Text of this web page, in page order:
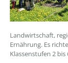
Landwirtschaft,
Ernährung. Es
Klassenstufen 2